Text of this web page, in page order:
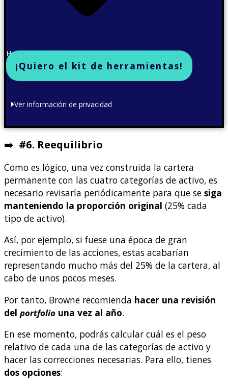
He leído y acepto la política de privacidad
¡Quiero el kit de herramientas!
Ver información de privacidad
➡️ #6. Reequilibrio
Como es lógico, una vez construida la cartera
permanente con las cuatro categorías de activo, es
necesario revisarla periódicamente para que se siga
manteniendo la proporción original (25% cada
tipo de activo).
Así, por ejemplo, si fuese una época de gran
crecimiento de las acciones, estas acabarían
representando mucho más del 25% de la cartera, al
cabo de unos pocos meses.
Por tanto, Browne recomienda hacer una revisión
del portfolio una vez al año.
En ese momento, podrás calcular cuál es el peso
relativo de cada una de las categorías de activo y
hacer las correcciones necesarias. Para ello, tienes
dos opciones: